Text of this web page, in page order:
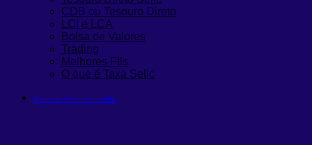
CDB ou Tesouro Direto
LCI e LCA
Bolsa de Valores
Trading
Melhores FIIs
O que é Taxa Selic
Carteiras Recomendadas